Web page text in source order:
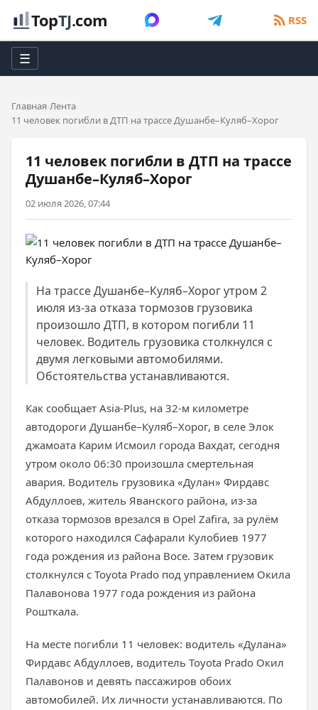
TopTJ.com RSS
☰
Главная Лента
11 человек погибли в ДТП на трассе Душанбе–Куляб–Хорог
11 человек погибли в ДТП на трассе
Душанбе–Куляб–Хорог
02 июля 2026, 07:44
На трассе Душанбе–Куляб–Хорог утром 2
июля из-за отказа тормозов грузовика
произошло ДТП, в котором погибли 11
человек. Водитель грузовика столкнулся с
двумя легковыми автомобилями.
Обстоятельства устанавливаются.
Как сообщает Asia-Plus, на 32-м километре
автодороги Душанбе–Куляб–Хорог, в селе Элок
джамоата Карим Исмоил города Вахдат, сегодня
утром около 06:30 произошла смертельная
авария. Водитель грузовика «Дулан» Фирдавс
Абдуллоев, житель Яванского района, из-за
отказа тормозов врезался в Opel Zafira, за рулём
которого находился Сафарали Кулобиев 1977
года рождения из района Восе. Затем грузовик
столкнулся с Toyota Prado под управлением Окила
Палавонова 1977 года рождения из района
Рошткала.
На месте погибли 11 человек: водитель «Дулана»
Фирдавс Абдуллоев, водитель Toyota Prado Окил
Палавонов и девять пассажиров обоих
автомобилей. Их личности устанавливаются. По